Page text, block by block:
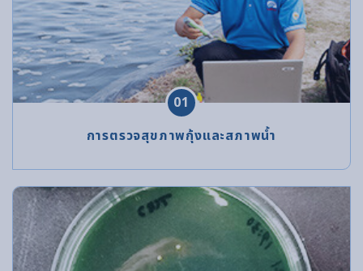
01
การตรวจสุขภาพกุ้งและสภาพน้ำ